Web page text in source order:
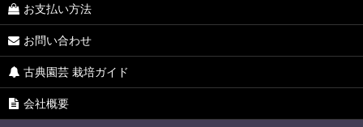
お支払い方法
お問い合わせ
古典園芸 栽培ガイド
会社概要